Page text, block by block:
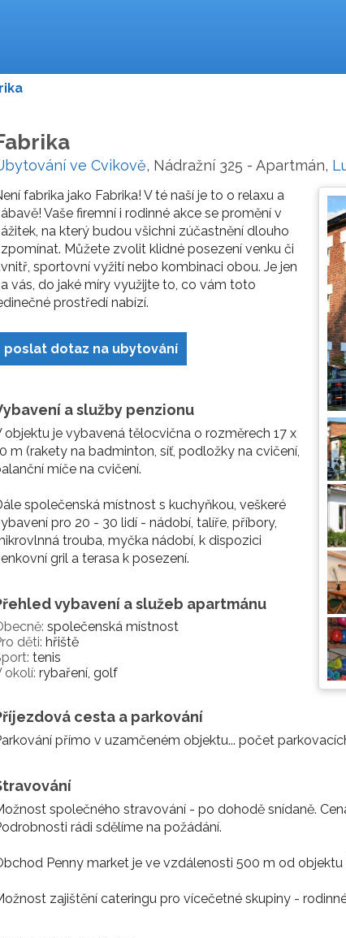
ve Cvikově, Nádražní 325 - Apartmán,
fabrika jako Fabrika! V té naší je to o relaxu a
Vaše firemní i rodinné akce se promění v
na který budou všichni zúčastnění dlouho
Můžete zvolit klidné posezení venku či
sportovní vyžití nebo kombinaci obou. Je jen
vás, do jaké míry využijte to, co vám toto
prostředí nabízí.
poslat dotaz na ubytování
a služby penzionu
objektu je vybavená tělocvična o rozměrech 17 x
m (rakety na badminton, síť, podložky na cvičení,
míče na cvičení.
společenská místnost s kuchyňkou, veškeré
pro 20 - 30 lidí - nádobí, talíře, příbory,
trouba, myčka nádobí, k dispozici
gril a terasa k posezení.
vybavení a služeb apartmánu
společenská místnost
děti: hřiště
tenis
okolí: rybaření, golf
cesta a parkování
přímo v uzamčeném objektu... počet
společného stravování - po dohodě snídaně.
rádi sdělíme na požádání.
Penny market je ve vzdálenosti 500 m od
zajištění cateringu pro vícečetné skupiny -